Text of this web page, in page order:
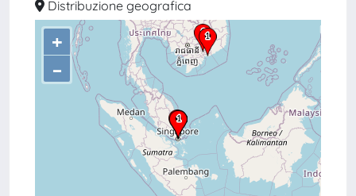
Distribuzione geografica
+
–